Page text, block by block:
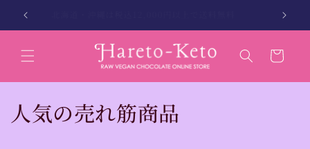
コンテン
ツに進む
ー
コ
人気の売れ筋商品